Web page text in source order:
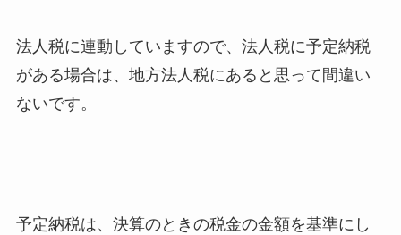
法人税に連動していますので、法人税に予定納税
がある場合は、地方法人税にあると思って間違い
ないです。
予定納税は、決算のときの税金の金額を基準にし